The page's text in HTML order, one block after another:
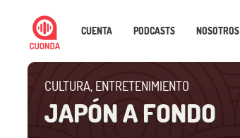
CUENTA PODCASTS NOSOTROS
CULTURA, ENTRETENIMIENTO
JAPÓN A FONDO